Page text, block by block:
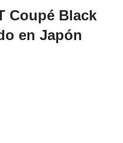
Coupé Black
en Japón